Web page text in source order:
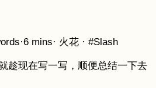
·6 mins· 火花 · #Slash
趁现在写一写，顺便总结一下去